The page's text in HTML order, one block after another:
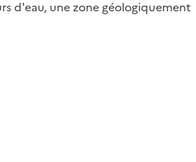
d'eau, une zone géologiquement